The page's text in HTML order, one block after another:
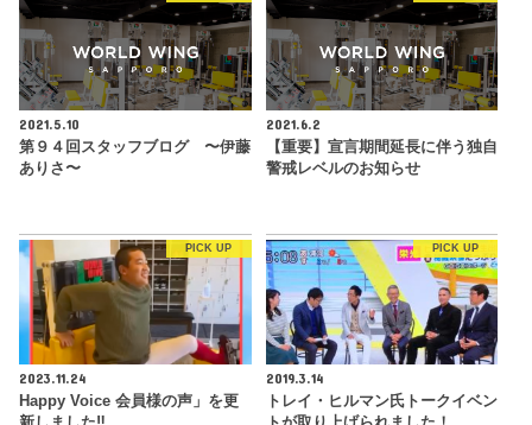
2021.5.10
第９４回スタッフブログ 〜伊藤
ありさ〜
2021.6.2
【重要】宣言期間延長に伴う独自
警戒レベルのお知らせ
PICK UP
2023.11.24
Happy Voice 会員様の声」を更
PICK UP
2019.3.14
トレイ・ヒルマン氏トークイベン